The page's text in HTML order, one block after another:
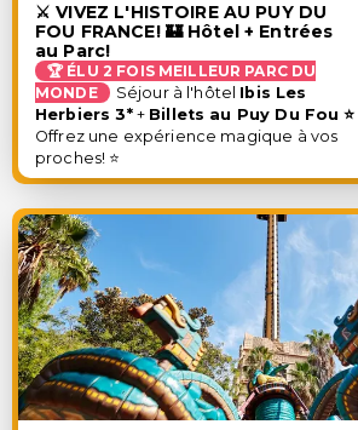
⚔️ VIVEZ L'HISTOIRE AU PUY DU
FOU FRANCE! 🏰 Hôtel + Entrées
au Parc!
🏆 ÉLU 2 FOIS MEILLEUR PARC DU
MONDE
Séjour à l'hôtel Ibis Les
Herbiers 3*+ Billets au Puy Du Fou ⭐
Offrez une expérience magique à vos
proches! ⭐